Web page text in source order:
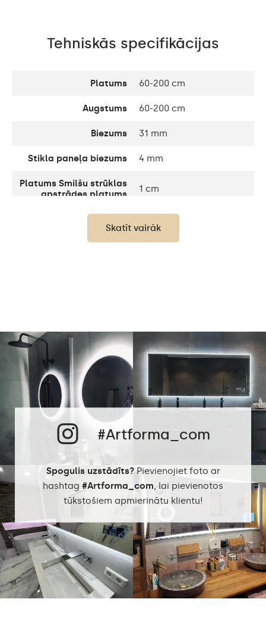
Tehniskās specifikācijas
Platums 60-200 cm
Augstums 60-200 cm
Biezums 31 mm
Stikla paneļa biezums 4 mm
Platums Smilšu strūklas
apstrādes platums
1 cm
Platums Dekoratīvais
elements
10 cm
LED krāsa
Philips LED 6500K
Enerģijas patēriņš 9,6 W / m
Garantija 2 gadi
Aizsardzības klase
Skatīt vairāk
#Artforma_com
Spogulis uzstādīts?Pievienojiet foto ar
hashtag #Artforma_com, lai pievienotos
tūkstošiem apmierinātu klientu!